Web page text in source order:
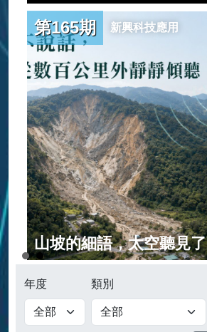
第165期 新興科技應用
山坡的細語，太空聽見了
年度 類別